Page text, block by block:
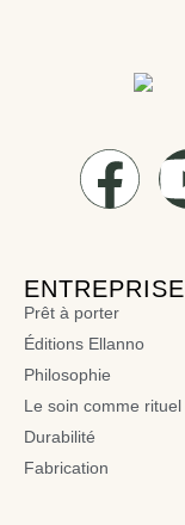
ENTREPRISE
Prêt à porter
Éditions Ellanno
Philosophie
Le soin comme rituel
Durabilité
Fabrication